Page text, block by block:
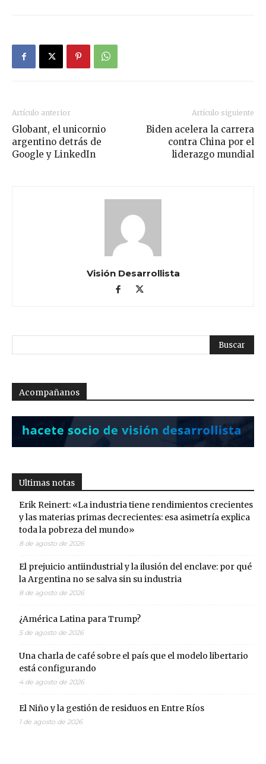
Artículo anterior
Globant, el unicornio
argentino detrás de
Google y LinkedIn
Artículo siguiente
Biden acelera la carrera
contra China por el
liderazgo mundial
Visión Desarrollista
Acompañanos
Ultimas notas
Erik Reinert: «La industria tiene rendimientos crecientes
y las materias primas decrecientes: esa asimetría explica
toda la pobreza del mundo»
8 de agosto de 2026
El prejuicio antiindustrial y la ilusión del enclave: por qué
la Argentina no se salva sin su industria
8 de agosto de 2026
¿América Latina para Trump?
5 de agosto de 2026
Una charla de café sobre el país que el modelo libertario
está configurando
4 de agosto de 2026
El Niño y la gestión de residuos en Entre Ríos
1 de agosto de 2026